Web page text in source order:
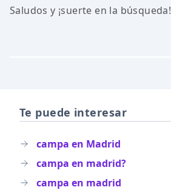
Saludos y ¡suerte en la búsqueda!
Te puede interesar
campa en Madrid
campa en madrid?
campa en madrid